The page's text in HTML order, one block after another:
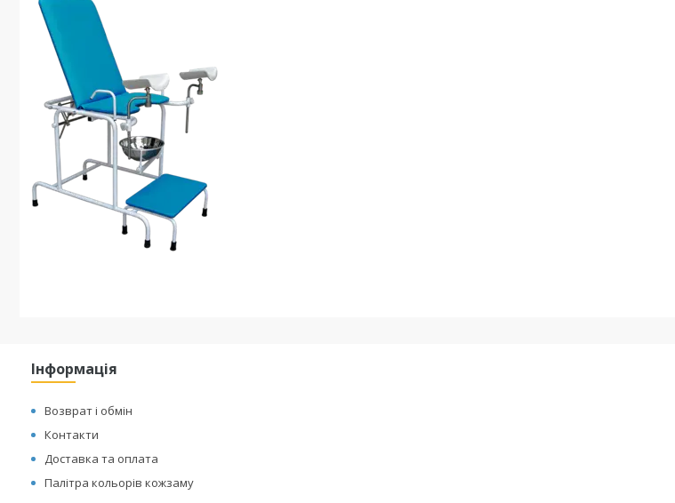
Інформація
Возврат і обмін
Контакти
Доставка та оплата
Палітра кольорів кожзаму